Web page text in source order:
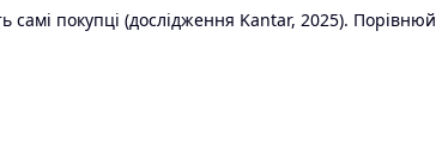
покупці (дослідження Kantar, 2025).